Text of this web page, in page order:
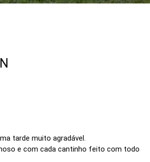
tarde muito agradável.
e com cada cantinho feito com todo